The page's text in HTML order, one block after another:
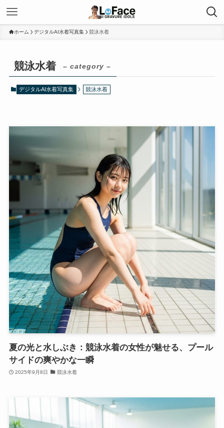
ホーム デジタルAI水着写真集 競泳水着
競泳水着 – category –
デジタルAI水着写真集 競泳水着
夏の光と水しぶき：競泳水着の女性が魅せる、プール
サイドの爽やかな一瞬
2025年9月8日 競泳水着